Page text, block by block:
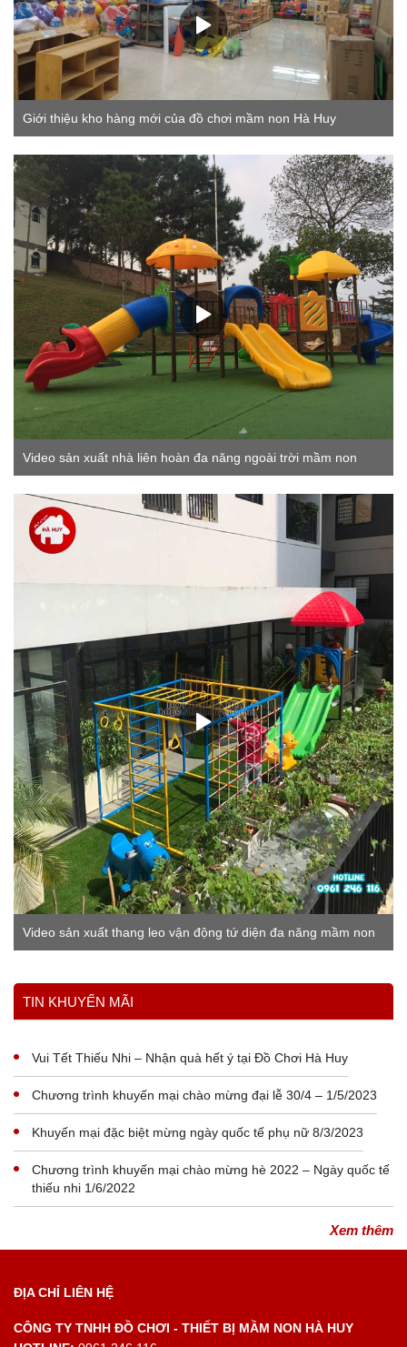
Giới thiệu kho hàng mới của đồ chơi mầm non Hà Huy
Video sản xuất nhà liên hoàn đa năng ngoài trời mầm non
Video sản xuất thang leo vận động tứ diện đa năng mầm non
Xem thêm
TIN KHUYẾN MÃI
Vui Tết Thiếu Nhi – Nhận quà hết ý tại Đồ Chơi Hà Huy
Chương trình khuyến mại chào mừng đại lễ 30/4 – 1/5/2023
Khuyến mại đặc biệt mừng ngày quốc tế phụ nữ 8/3/2023
Chương trình khuyến mại chào mừng hè 2022 – Ngày quốc tế
thiếu nhi 1/6/2022
Xem thêm
ĐỊA CHỈ LIÊN HỆ
CÔNG TY TNHH ĐỒ CHƠI - THIẾT BỊ MẦM NON HÀ HUY